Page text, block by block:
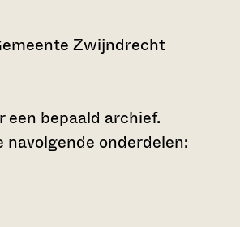
Zwijndrecht
bepaald archief.
onderdelen: